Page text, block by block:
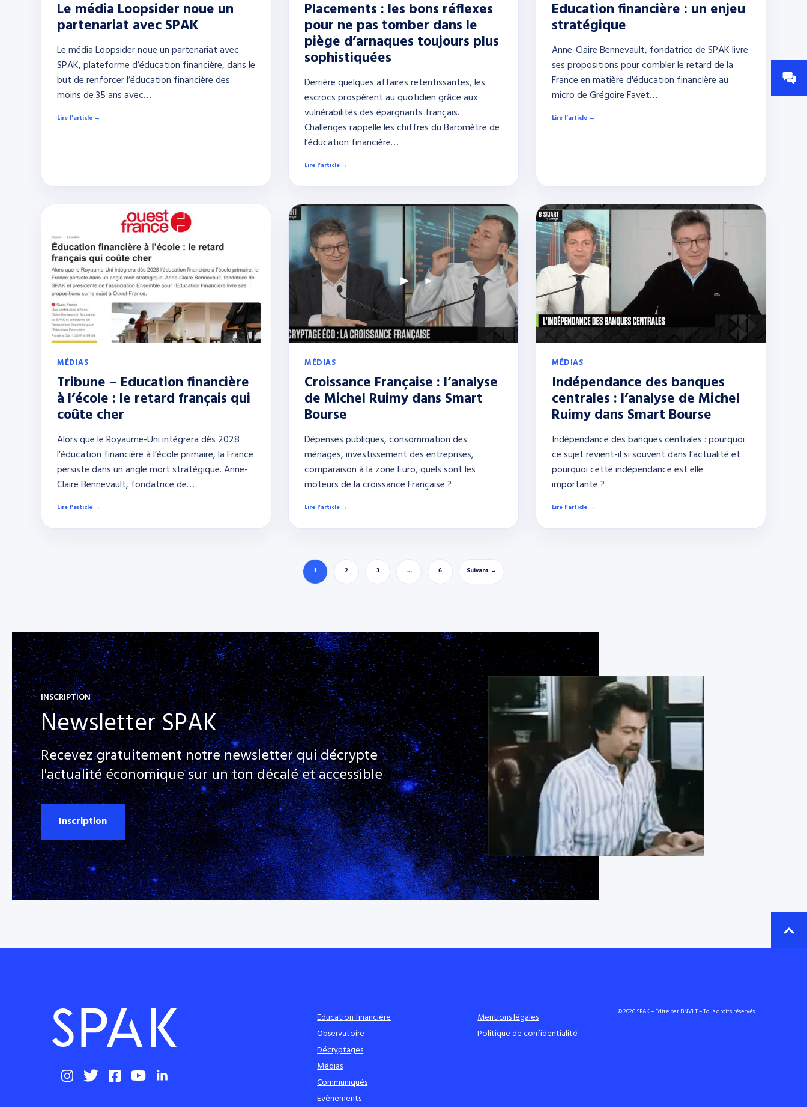
Le média Loopsider noue un
partenariat avec SPAK
Le média Loopsider noue un partenariat avec
SPAK, plateforme d’éducation financière, dans le
but de renforcer l’éducation financière des
moins de 35 ans avec…
Lire l’article →
Placements : les bons réflexes
pour ne pas tomber dans le
piège d’arnaques toujours plus
sophistiquées
Derrière quelques affaires retentissantes, les
escrocs prospèrent au quotidien grâce aux
vulnérabilités des épargnants français.
Challenges rappelle les chiffres du Baromètre de
l’éducation financière…
Lire l’article →
Education financière : un enjeu
stratégique
Anne-Claire Bennevault, fondatrice de SPAK livre
ses propositions pour combler le retard de la
France en matière d'éducation financière au
micro de Grégoire Favet…
Lire l’article →
MÉDIAS
Tribune – Education financière
à l’école : le retard français qui
coûte cher
Alors que le Royaume-Uni intégrera dès 2028
l’éducation financière à l’école primaire, la France
persiste dans un angle mort stratégique. Anne-
Claire Bennevault, fondatrice de…
Lire l’article →
MÉDIAS
Croissance Française : l’analyse
de Michel Ruimy dans Smart
Bourse
Dépenses publiques, consommation des
ménages, investissement des entreprises,
comparaison à la zone Euro, quels sont les
moteurs de la croissance Française ?
Lire l’article →
MÉDIAS
Indépendance des banques
centrales : l’analyse de Michel
Ruimy dans Smart Bourse
Indépendance des banques centrales : pourquoi
ce sujet revient-il si souvent dans l’actualité et
pourquoi cette indépendance est elle
importante ?
Lire l’article →
1 2 3 … 6 Suivant →
INSCRIPTION
Newsletter SPAK
Recevez gratuitement notre newsletter qui décrypte
l'actualité économique sur un ton décalé et accessible
Inscription
Education financière
Observatoire
Décryptages
Médias
Communiqués
Evènements
Mentions légales
Politique de confidentialité
© 2026 SPAK – Édité par BNVLT – Tous droits réservés